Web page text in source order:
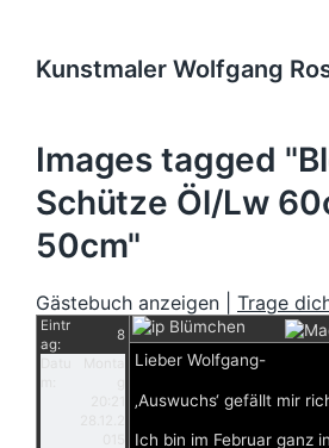
Kunstmaler Wolfgang
Images tagged
Schütze Öl/Lw
50cm"
Gästebuch anzeigen | Trage
Eintr
ag:
8
Blümchen
Lieber Wolfgang-
‚Auswuchs‘ gefällt mir
Ich bin im Februar ganz